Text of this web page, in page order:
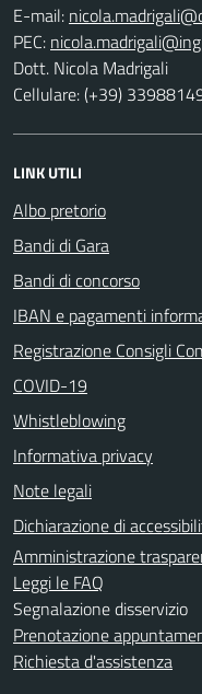
E-mail:
PEC:
Dott. Nicola Madrigali
Cellulare: (+39)
LINK UTILI
Albo pretorio
Bandi di Gara
Bandi di concorso
IBAN e pagamenti
Registrazione Consigli
COVID-19
Whistleblowing
Informativa privacy
Note legali
Dichiarazione di
Amministrazione
Leggi le FAQ
Segnalazione disservizio
Prenotazione
Richiesta d'assistenza